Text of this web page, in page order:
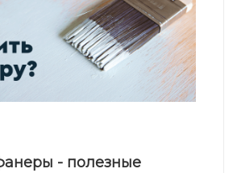
- полезные